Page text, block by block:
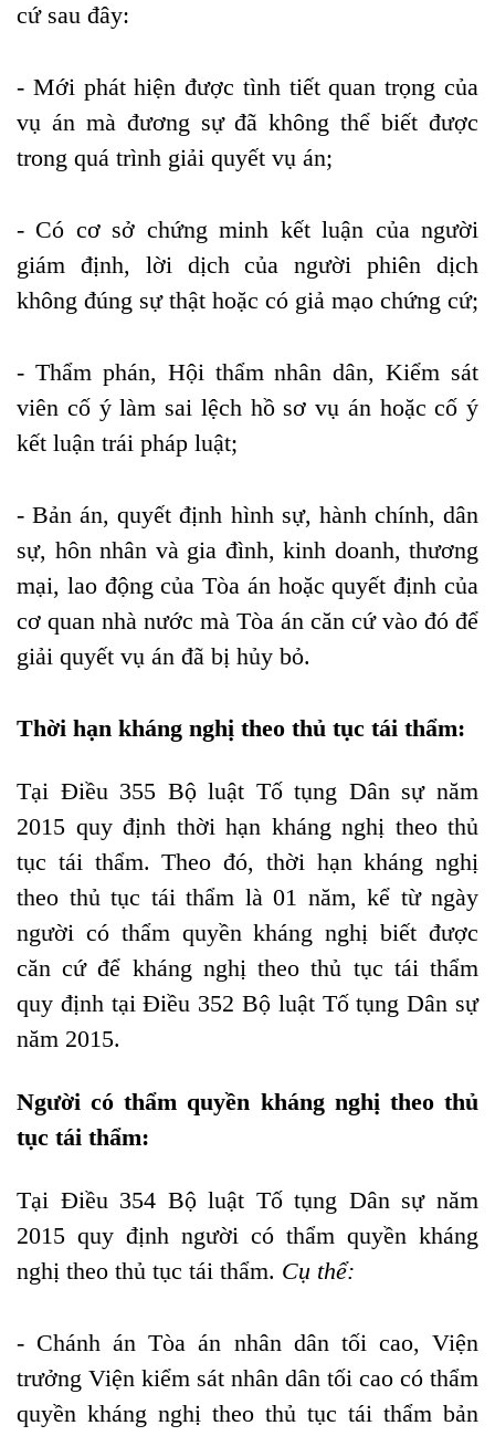
cứ sau đây:
- Mới phát hiện được tình tiết quan trọng của
vụ án mà đương sự đã không thể biết được
trong quá trình giải quyết vụ án;
- Có cơ sở chứng minh kết luận của người
giám định, lời dịch của người phiên dịch
không đúng sự thật hoặc có giả mạo chứng cứ;
- Thẩm phán, Hội thẩm nhân dân, Kiểm sát
viên cố ý làm sai lệch hồ sơ vụ án hoặc cố ý
kết luận trái pháp luật;
- Bản án, quyết định hình sự, hành chính, dân
sự, hôn nhân và gia đình, kinh doanh, thương
mại, lao động của Tòa án hoặc quyết định của
cơ quan nhà nước mà Tòa án căn cứ vào đó để
giải quyết vụ án đã bị hủy bỏ.
Thời hạn kháng nghị theo thủ tục tái thẩm:
Tại Điều 355 Bộ luật Tố tụng Dân sự năm
2015 quy định thời hạn kháng nghị theo thủ
tục tái thẩm. Theo đó, thời hạn kháng nghị
theo thủ tục tái thẩm là 01 năm, kể từ ngày
người có thẩm quyền kháng nghị biết được
căn cứ để kháng nghị theo thủ tục tái thẩm
quy định tại Điều 352 Bộ luật Tố tụng Dân sự
năm 2015.
Người có thẩm quyền kháng nghị theo thủ
tục tái thẩm:
Tại Điều 354 Bộ luật Tố tụng Dân sự năm
2015 quy định người có thẩm quyền kháng
nghị theo thủ tục tái thẩm. Cụ thể:
- Chánh án Tòa án nhân dân tối cao, Viện
trưởng Viện kiểm sát nhân dân tối cao có thẩm
quyền kháng nghị theo thủ tục tái thẩm bản